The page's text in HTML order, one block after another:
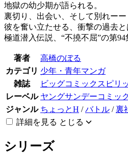
地獄の幼少期が語られる。
裏切り、出会い、そして別れーー
彼を奮い立たせる、衝撃の過去と
極道潜入伝説、“不撓不屈”の第94
著者
高橋のぼる
カテゴリ 少年・青年マンガ
雑誌
ビッグコミックスピリ
レーベル ヤングサンデーコミッ
ジャンル ちょっとH /バトル /裏
詳細を見る とじる
シリーズ